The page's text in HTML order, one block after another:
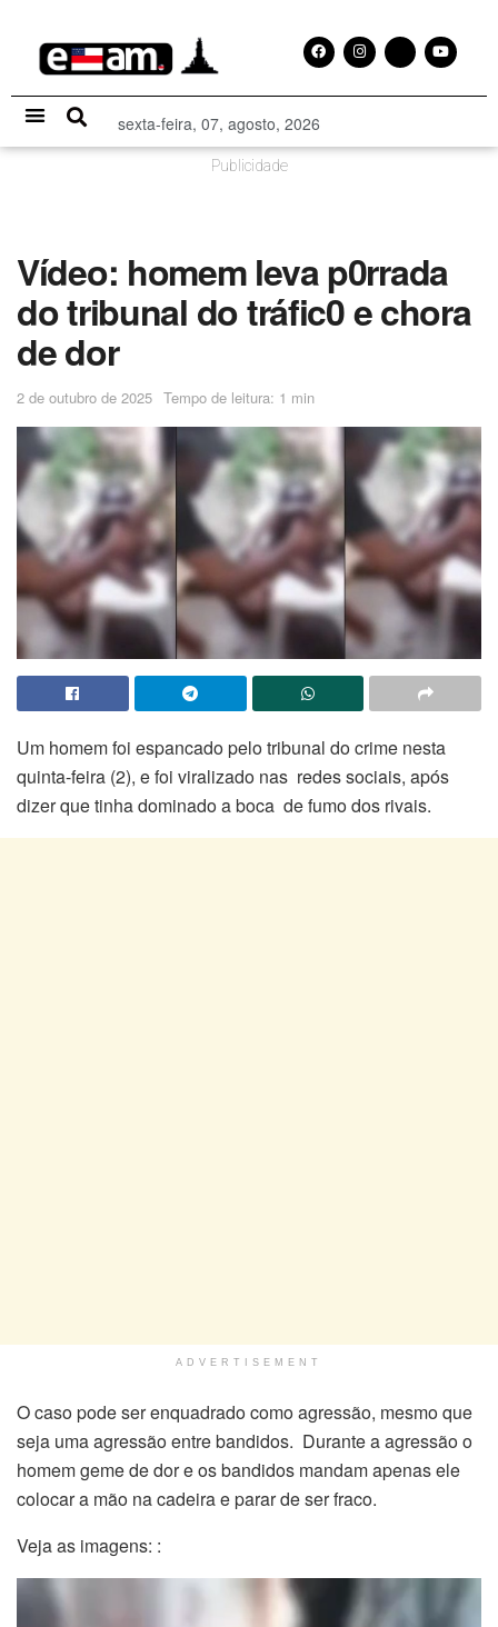
sexta-feira, 07, agosto, 2026
Publicidade
Vídeo: homem leva p0rrada
do tribunal do tráfic0 e chora
de dor
2 de outubro de 2025 Tempo de leitura: 1 min
Um homem foi espancado pelo tribunal do crime nesta
quinta-feira (2), e foi viralizado nas redes sociais, após
dizer que tinha dominado a boca de fumo dos rivais.
ADVERTISEMENT
O caso pode ser enquadrado como agressão, mesmo que
seja uma agressão entre bandidos. Durante a agressão o
homem geme de dor e os bandidos mandam apenas ele
colocar a mão na cadeira e parar de ser fraco.
Veja as imagens: :
Tocador